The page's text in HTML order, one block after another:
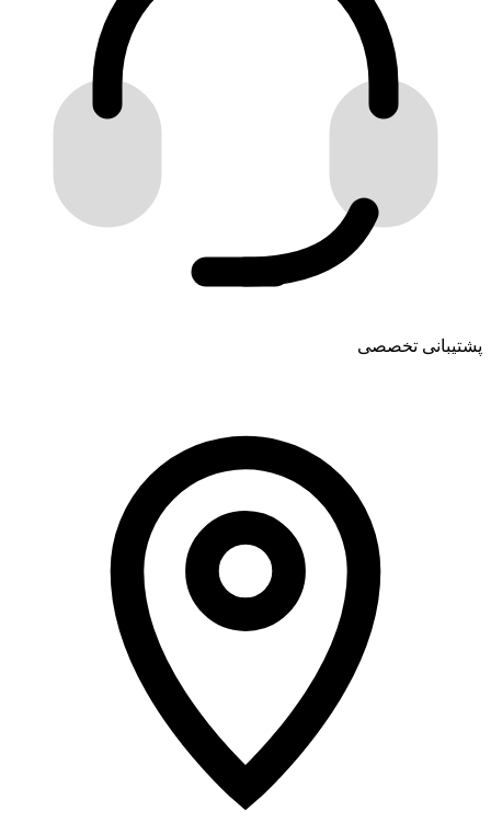
پشتیبانی تخصصی